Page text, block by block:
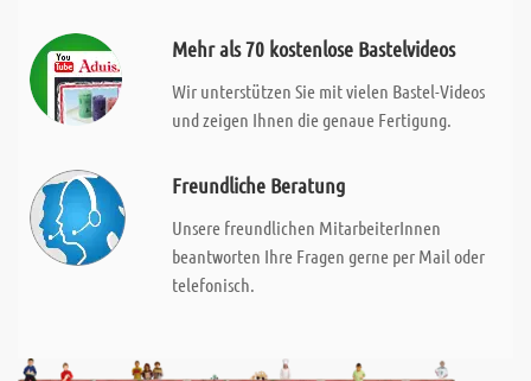
Mehr als 70 kostenlose Bastelvideos
Wir unterstützen Sie mit vielen Bastel-Videos
und zeigen Ihnen die genaue Fertigung.
Freundliche Beratung
Unsere freundlichen MitarbeiterInnen
beantworten Ihre Fragen gerne per Mail oder
telefonisch.